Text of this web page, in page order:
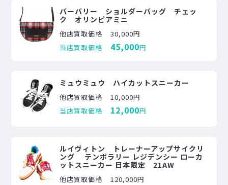
バーバリー ショルダーバッグ チェッ
ク オリンピアミニ
他店買取価格
30,000円
当店買取価格
45,000円
ミュウミュウ ハイカットスニーカー
他店買取価格
10,000円
当店買取価格
12,000円
ルイヴィトン トレーナーアップサイクリ
ング テンポラリー レジデンシー ローカ
ットスニーカー 日本限定 21AW
他店買取価格
120,000円